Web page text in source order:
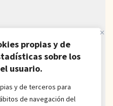
propias y de
sobre los
usuario.
y de terceros para
de navegación del